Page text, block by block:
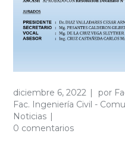
diciembre 6, 2022 por
Fac. Ingeniería Civil -
Noticias
0 comentarios